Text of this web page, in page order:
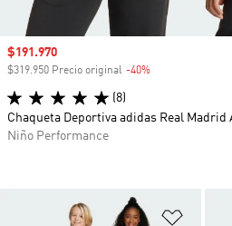
Precio de venta
$191.970
$319.950 Precio original -40%
(8)
Chaqueta Deportiva adidas Real Madrid
Niño Performance